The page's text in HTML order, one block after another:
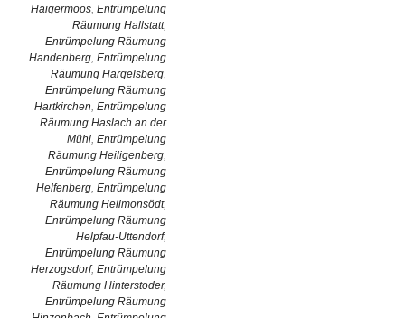
Haigermoos, Entrümpelung
Räumung Hallstatt,
Entrümpelung Räumung
Handenberg, Entrümpelung
Räumung Hargelsberg,
Entrümpelung Räumung
Hartkirchen, Entrümpelung
Räumung Haslach an der
Mühl, Entrümpelung
Räumung Heiligenberg,
Entrümpelung Räumung
Helfenberg, Entrümpelung
Räumung Hellmonsödt,
Entrümpelung Räumung
Helpfau-Uttendorf,
Entrümpelung Räumung
Herzogsdorf, Entrümpelung
Räumung Hinterstoder,
Entrümpelung Räumung